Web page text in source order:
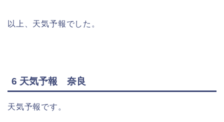
以上、天気予報でした。
6 天気予報 奈良
天気予報です。